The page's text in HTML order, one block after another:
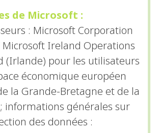
de Microsoft :
: Microsoft Corporation
Microsoft Ireland Operations
(Irlande) pour les utilisateurs
économique européen
la Grande-Bretagne et de la
informations générales sur
des données :